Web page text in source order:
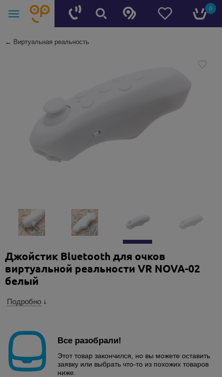
0
← Виртуальная реальность
Джойстик Bluetooth для очков
виртуальной реальности VR NOVA-02
белый
Подробно ↓
Все разобрали!
Этот товар закончился, но вы можете оставить
заявку или выбрать что-то из похожих товаров
ниже.